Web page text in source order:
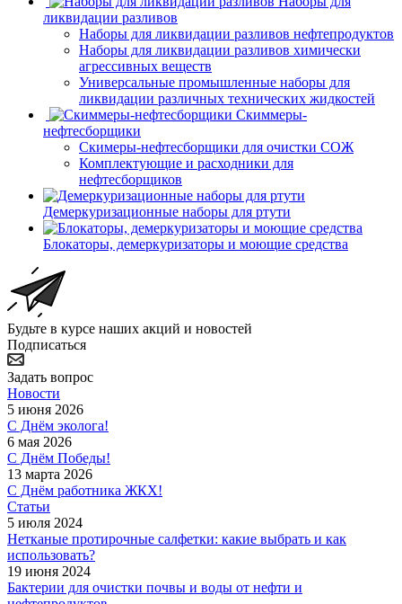
ликвидации разливов
Наборы для ликвидации разливов нефтепродуктов
Наборы для ликвидации разливов химически
агрессивных веществ
Универсальные промышленные наборы для
ликвидации различных технических жидкостей
Скиммеры-
нефтесборщики
Скимеры-нефтесборщики для очистки СОЖ
Комплектующие и расходники для
нефтесборщиков
Демеркуризационные наборы для ртути
Блокаторы, демеркуризаторы и моющие средства
Будьте в курсе наших акций и новостей
Подписаться
Задать вопрос
Новости
5 июня 2026
С Днём эколога!
6 мая 2026
С Днём Победы!
13 марта 2026
С Днём работника ЖКХ!
Статьи
5 июля 2024
Нетканые протирочные салфетки: какие выбрать и как
использовать?
19 июня 2024
Бактерии для очистки почвы и воды от нефти и